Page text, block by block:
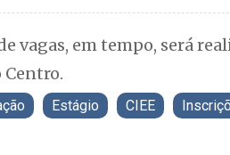
vagas, em tempo, será
Centro.
Estágio CIEE